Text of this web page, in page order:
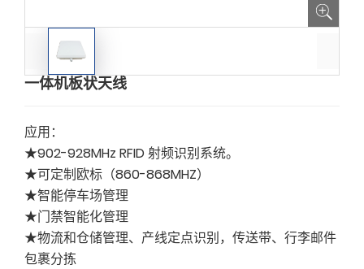
一体机板状天线
应用：
★902-928MHz RFID 射频识别系统。
★可定制欧标（860-868MHZ）
★智能停车场管理
★门禁智能化管理
★物流和仓储管理、产线定点识别，传送带、行李邮件
包裹分拣